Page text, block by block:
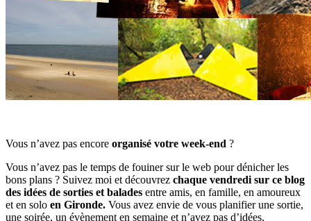
Vous n’avez pas encore organisé votre week-end ?
Vous n’avez pas le temps de fouiner sur le web pour dénicher les
bons plans ? Suivez moi et découvrez chaque vendredi sur ce blog
des idées de sorties et balades entre amis, en famille, en amoureux
et en solo en Gironde. Vous avez envie de vous planifier une sortie,
une soirée, un évènement en semaine et n’avez pas d’idées,